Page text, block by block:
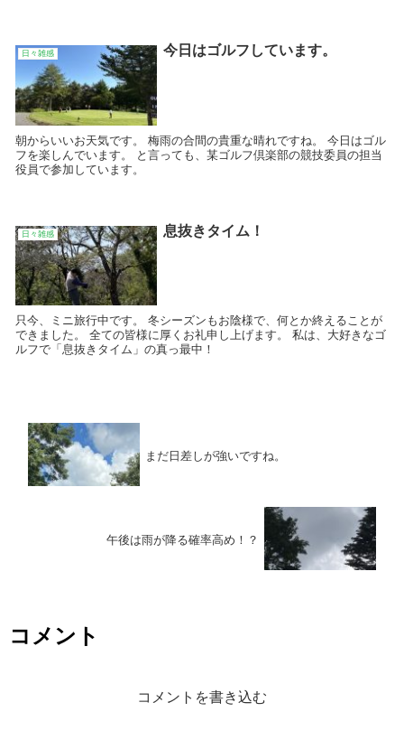
日々雑感 今日はゴルフしています。
朝からいいお天気です。 梅雨の合間の貴重な晴れですね。 今日はゴル
フを楽しんでいます。 と言っても、某ゴルフ倶楽部の競技委員の担当
役員で参加しています。
日々雑感 息抜きタイム！
只今、ミニ旅行中です。 冬シーズンもお陰様で、何とか終えることが
できました。 全ての皆様に厚くお礼申し上げます。 私は、大好きなゴ
ルフで「息抜きタイム」の真っ最中！
まだ日差しが強いですね。
午後は雨が降る確率高め！？
コメント
コメントを書き込む